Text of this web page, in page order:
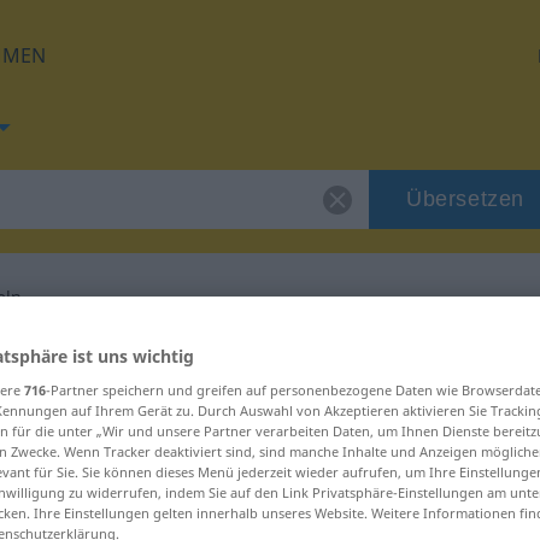
Übersetzen
für "aufschlüsseln"
ist uns wichtig
716-Partner speichern und greifen auf personenbezogene Daten wie
auf Ihrem Gerät zu. Durch Auswahl von Akzeptieren aktivieren Sie
für die unter „Wir und unsere Partner verarbeiten Daten, um Ihnen Dienste
Zwecke. Wenn Tracker deaktiviert sind, sind manche Inhalte und Anzeigen
für Sie. Sie können dieses Menü jederzeit wieder aufrufen, um Ihre
zu widerrufen, indem Sie auf den Link Privatsphäre-Einstellungen am
Ihre Einstellungen gelten innerhalb unseres Website. Weitere Informationen